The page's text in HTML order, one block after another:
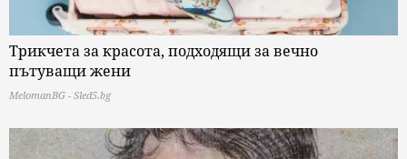
Трикчета за красота, подходящи за вечно
пътуващи жени
MelomanBG - Sled5.bg